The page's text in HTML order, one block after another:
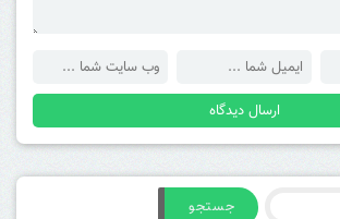
جستجو